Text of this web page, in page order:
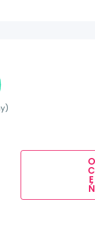
O
C
E
Ń